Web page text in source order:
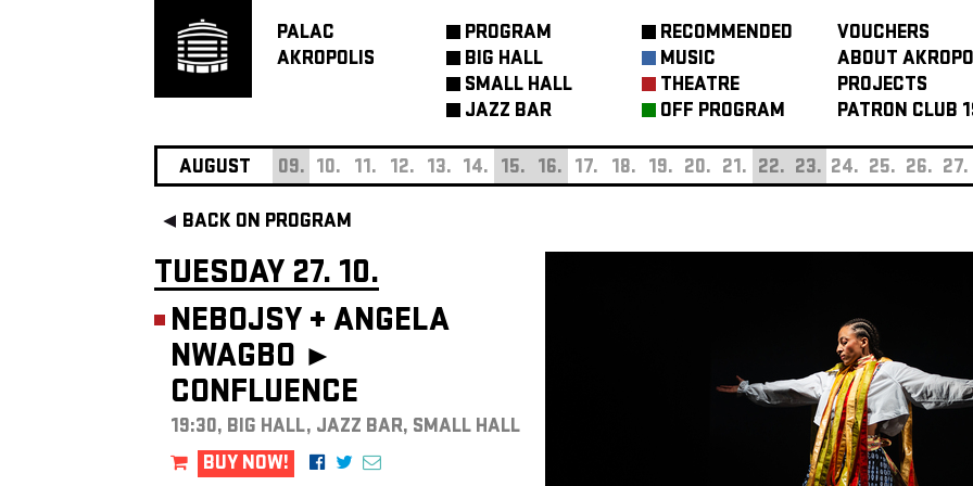
PALAC
AKROPOLIS
PROGRAM
BIG HALL
SMALL HALL
JAZZ BAR
RECOMMENDED
MUSIC
THEATRE
OFF PROGRAM
VOUCHERS
ABOUT
PROJECTS
PATRON CLUB
AUGUST 09. 10. 11. 12. 13. 14. 15. 16. 17. 18. 19. 20. 21. 22. 23. 24. 25. 26. 27.
BACK ON PROGRAM
TUESDAY 27. 10.
NEBOJSY + ANGELA
NWAGBO ►
CONFLUENCE
19:30, BIG HALL, JAZZ BAR, SMALL HALL
BUY NOW!